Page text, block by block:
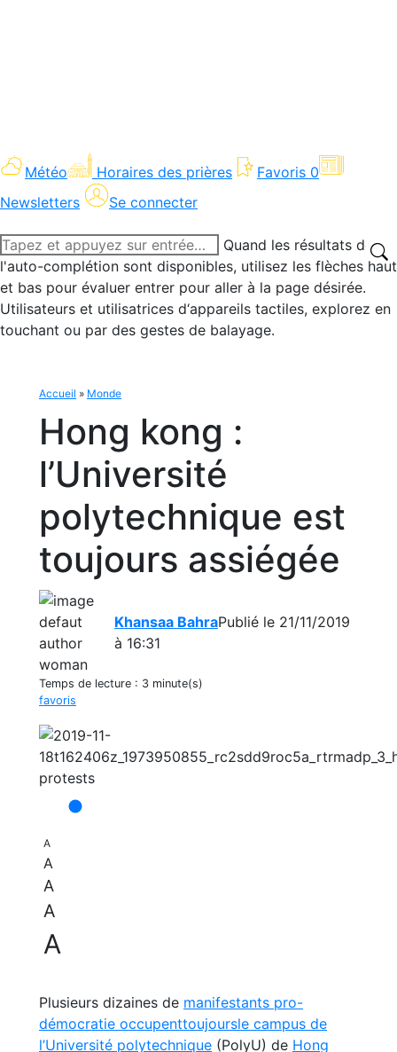
Météo Horaires des prières Favoris 0
Newsletters
Se connecter
Recherche
:
Quand les résultats de
l'auto-complétion sont disponibles, utilisez les flèches haut
et bas pour évaluer entrer pour aller à la page désirée.
Utilisateurs et utilisatrices d‘appareils tactiles, explorez en
touchant ou par des gestes de balayage.
Accueil » Monde
Hong kong :
l’Université
polytechnique est
toujours assiégée
Khansaa BahraPublié le 21/11/2019
à 16:31
Temps de lecture : 3 minute(s)
favoris
A
A
A
A
A
Plusieurs dizaines de manifestants pro-
démocratie occupenttoujoursle campus de
l’Université polytechnique (PolyU) de Hong